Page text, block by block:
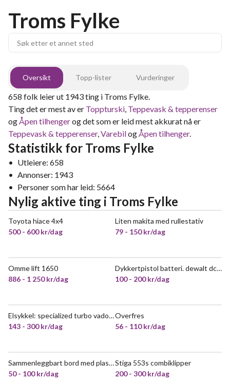
Troms Fylke
Oversikt Topp-lister Vurderinger
658 folk leier ut 1943ting i Troms Fylke.
Ting det er mest av er Toppturski, Teppevask & tepperenser
ogÅpen tilhengerog det som er leid mest akkurat nå er
Teppevask & tepperenser,VarebilogÅpen tilhenger.
Statistikk for Troms Fylke
• Utleiere: 658
• Annonser: 1943
• Personer som har leid: 5664
Nylig aktive ting i Troms Fylke
VELDIG POPULÆR
Toyota hiace 4x4
500 - 600 kr/dag
POPULÆR
Liten makita med rullestativ
79 - 150 kr/dag
VELDIG POPULÆR
Omme lift 1650
886 - 1 250 kr/dag
POPULÆR
Dykkertpistol batteri. dewalt dcn662n
100 - 200 kr/dag
Elsykkel: specialized turbo vado 4.0
143 - 300 kr/dag
Overfres
56 - 110 kr/dag
Sammenleggbart bord med plass til 8
50 - 100 kr/dag
Stiga 553s combiklipper
200 - 300 kr/dag